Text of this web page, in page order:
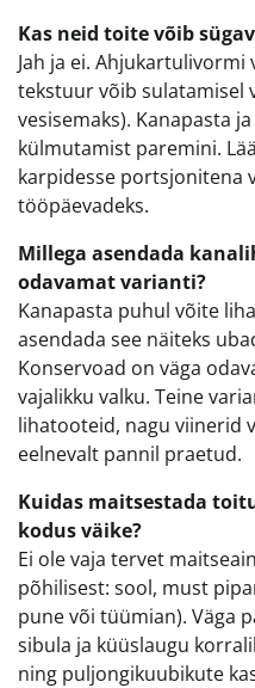
Kas neid toite võib
Jah ja ei.
tekstuur võib sulatamisel
vesisemaks). Kanapasta
külmutamist paremini.
karpidesse portsjonitena
tööpäevadeks.
Millega asendada
odavamat varianti?
Kanapasta puhul võite
asendada see näiteks
Konservoad on väga
vajalikku valku. Teine
lihatooteid, nagu viinerid
eelnevalt pannil praetud.
Kuidas maitsestada
kodus väike?
Ei ole vaja tervet
põhilisest: sool, must
pune või tüümian). Väga
sibula ja küüslaugu
ning puljongikuubikute